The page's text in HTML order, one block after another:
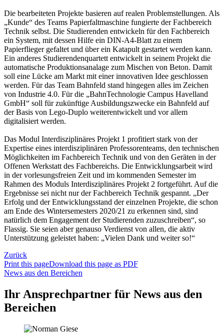
Die bearbeiteten Projekte basieren auf realen Problemstellungen. Als
„Kunde“ des Teams Papierfaltmaschine fungierte der Fachbereich
Technik selbst. Die Studierenden entwickeln für den Fachbereich
ein System, mit dessen Hilfe ein DIN-A4-Blatt zu einem
Papierflieger gefaltet und über ein Katapult gestartet werden kann.
Ein anderes Studierendenquartett entwickelt in seinem Projekt die
automatische Produktionsanalage zum Mischen von Beton. Damit
soll eine Lücke am Markt mit einer innovativen Idee geschlossen
werden. Für das Team Bahnfeld stand hingegen alles im Zeichen
von Industrie 4.0. Für die „BahnTechnologie Campus Havelland
GmbH“ soll für zukünftige Ausbildungszwecke ein Bahnfeld auf
der Basis von Lego-Duplo weiterentwickelt und vor allem
digitalisiert werden.
Das Modul Interdisziplinäres Projekt 1 profitiert stark von der
Expertise eines interdisziplinären Professorenteams, den technischen
Möglichkeiten im Fachbereich Technik und von den Geräten in der
Offenen Werkstatt des Fachbereichs. Die Entwicklungsarbeit wird
in der vorlesungsfreien Zeit und im kommenden Semester im
Rahmen des Moduls Interdisziplinäres Projekt 2 fortgeführt. Auf die
Ergebnisse sei nicht nur der Fachbereich Technik gespannt. „Der
Erfolg und der Entwicklungsstand der einzelnen Projekte, die schon
am Ende des Wintersemesters 2020/21 zu erkennen sind, sind
natürlich dem Engagement der Studierenden zuzuschreiben“, so
Flassig. Sie seien aber genauso Verdienst von allen, die aktiv
Unterstützung geleistet haben: „Vielen Dank und weiter so!“
Zurück
Print this pageDownload this page as PDF
News aus den Bereichen
Ihr Ansprechpartner für News aus den
Bereichen